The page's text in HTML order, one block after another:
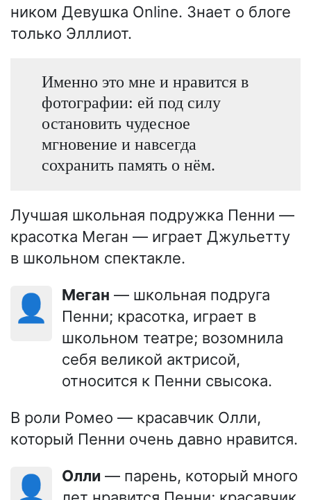
ником Девушка Online. Знает о блоге
только Элллиот.
Именно это мне и нравится в
фотографии: ей под силу
остановить чудесное
мгновение и навсегда
сохранить память о нём.
Лучшая школьная подружка Пенни —
красотка Меган — играет Джульетту
в школьном спектакле.
👤 Меган — школьная подруга
Пенни; красотка, играет в
школьном театре; возомнила
себя великой актрисой,
относится к Пенни свысока.
В роли Ромео — красавчик Олли,
который Пенни очень давно нравится.
👤 Олли — парень, который много